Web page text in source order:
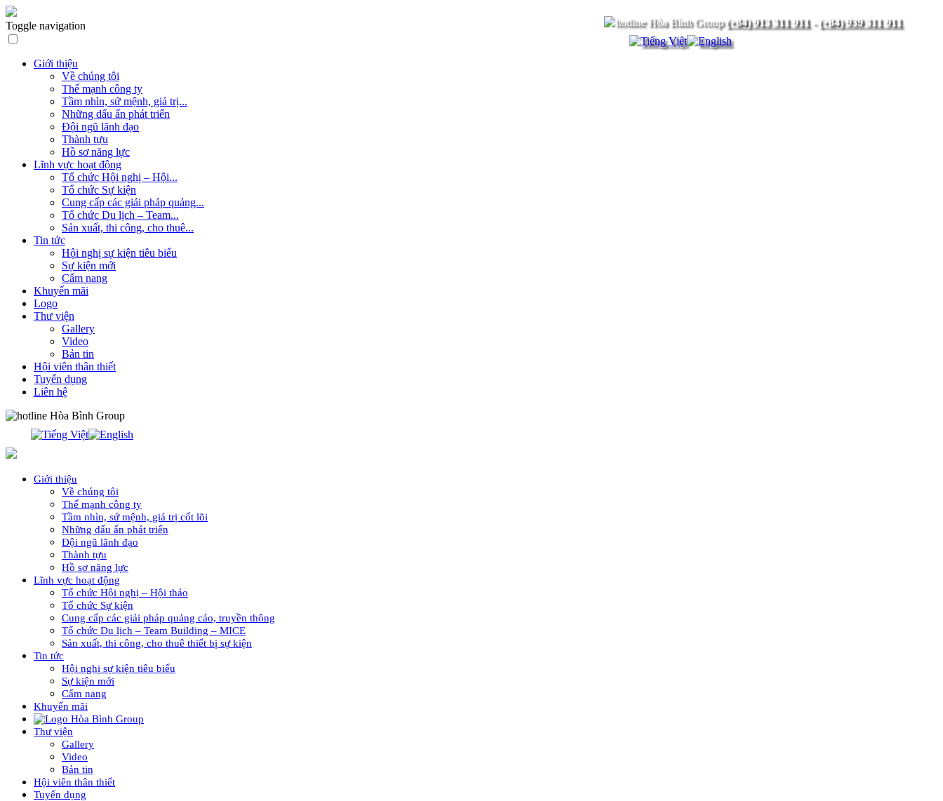
(+84) 913 311 911- (+84) 939 311 911
Toggle navigation
Giới thiệu
Về chúng tôi
Thế mạnh công ty
Tầm nhìn, sứ mệnh, giá trị...
Những dấu ấn phát triển
Đội ngũ lãnh đạo
Thành tựu
Hồ sơ năng lực
Lĩnh vực hoạt động
Tổ chức Hội nghị – Hội...
Tổ chức Sự kiện
Cung cấp các giải pháp quảng...
Tổ chức Du lịch – Team...
Sản xuất, thi công, cho thuê...
Tin tức
Hội nghị sự kiện tiêu biểu
Sự kiện mới
Cẩm nang
Khuyến mãi
Logo
Thư viện
Gallery
Video
Bản tin
Hội viên thân thiết
Tuyển dụng
Liên hệ
Giới thiệu
Về chúng tôi
Thế mạnh công ty
Tầm nhìn, sứ mệnh, giá trị cốt lõi
Những dấu ấn phát triển
Đội ngũ lãnh đạo
Thành tựu
Hồ sơ năng lực
Lĩnh vực hoạt động
Tổ chức Hội nghị – Hội thảo
Tổ chức Sự kiện
Cung cấp các giải pháp quảng cáo, truyền thông
Tổ chức Du lịch – Team Building – MICE
Sản xuất, thi công, cho thuê thiết bị sự kiện
Tin tức
Hội nghị sự kiện tiêu biểu
Sự kiện mới
Cẩm nang
Khuyến mãi
Thư viện
Gallery
Video
Bản tin
Hội viên thân thiết
Tuyển dụng